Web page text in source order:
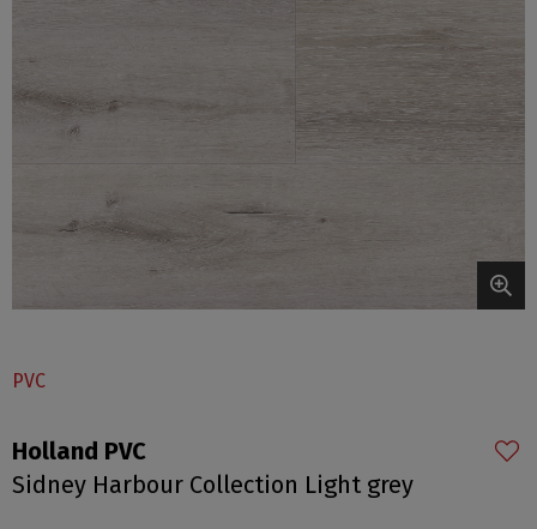
PVC
Holland PVC
Sidney Harbour Collection Light grey